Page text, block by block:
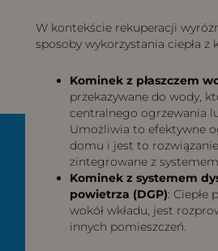
W kontekście rekuperacji
sposoby wykorzystania ciepła z
Kominek z płaszczem
przekazywane do wody,
centralnego ogrzewania
Umożliwia to efektywne
domu i jest to
zintegrowane z
Kominek z systemem
powietrza (DGP): Ciepłe
wokół wkładu, jest
innych pomieszczeń.